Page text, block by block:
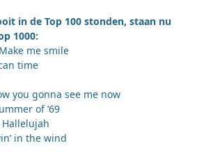
in de Top 100 stonden, staan nu
1000:
me smile
time
you gonna see me now
of ‘69
Hallelujah
in the wind